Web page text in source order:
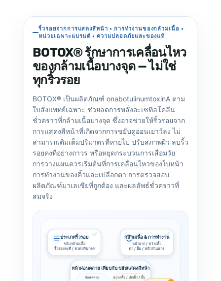
ริ้วรอยจากการแสดงสีหน้า • การทำงานของกล้ามเนื้อ •
หน่วยเฉพาะแบรนด์ • ความปลอดภัยและของแท้
BOTOX® รักษาการเคลื่อนไหว
ของกล้ามเนื้อบางจุด — ไม่ใช่
ทุกริ้วรอย
BOTOX® เป็นผลิตภัณฑ์ onabotulinumtoxinA ตาม
ใบสั่งแพทย์เฉพาะ ช่วยลดการหลั่งอะเซทิลโคลีน
ชั่วคราวที่กล้ามเนื้อบางจุด ซึ่งอาจช่วยให้ริ้วรอยจาก
การแสดงสีหน้าที่เกิดจากการขยับดูอ่อนเยาว์ลง ไม่
สามารถเติมเต็มปริมาตรที่หายไป ปรับสภาพผิว ลบริ้ว
รอยคงที่อย่างถาวร หรือหยุดกระบวนการเสื่อมวัย
การวางแผนควรเริ่มต้นที่การเคลื่อนไหวของใบหน้า
การทำงานของคิ้วและเปลือกตา การตรวจสอบ
ผลิตภัณฑ์มาเลเซียที่ถูกต้อง และผลลัพธ์ชั่วคราวที่
สมจริง
ประเภทริ้วรอย
ขยับกล้ามเนื้อ
ริ้วรอยคงที่ / ขาดปริมาตร
กล้ามเนื้อ & การทำงาน
หน้าผาก / หว่างคิ้ว
ตา / ยิ้ม / หน้าส่วนล่าง
หน้าผ่อนคลาย เทียบกับ ขยับแสดงสีหน้า
ผ่อนคลาย ขมวดคิ้ว / เลิกคิ้ว / ยิ้ม